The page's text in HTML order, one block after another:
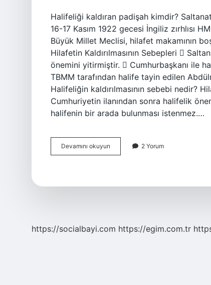
Halifeliği kaldıran padişah kimdir?
16-17 Kasım 1922 gecesi İngiliz zırhlısı
Büyük Millet Meclisi, hilafet makamının
Hilafetin Kaldırılmasının Sebepleri 
önemini yitirmiştir.  Cumhurbaşkanı ile
TBMM tarafından halife tayin edilen
Halifeliğin kaldırılmasının sebebi nedir?
Cumhuriyetin ilanından sonra halifelik
halifenin bir arada bulunması istenmez.…
Devamını okuyun Halifeliği
Kim
2 Yorum
https://socialbayi.com https://egim.com.tr